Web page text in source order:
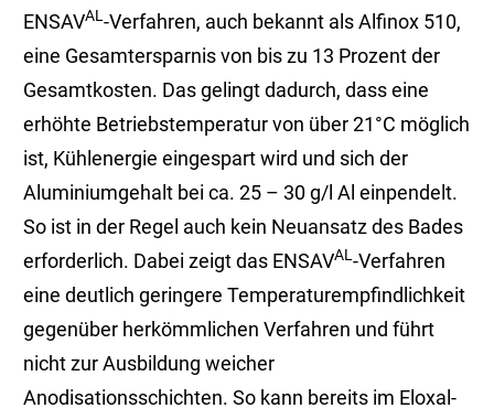
ENSAVAL-Verfahren, auch bekannt als Alfinox 510,
eine Gesamtersparnis von bis zu 13 Prozent der
Gesamtkosten. Das gelingt dadurch, dass eine
erhöhte Betriebstemperatur von über 21°C möglich
ist, Kühlenergie eingespart wird und sich der
Aluminiumgehalt bei ca. 25 – 30 g/l Al einpendelt.
So ist in der Regel auch kein Neuansatz des Bades
erforderlich. Dabei zeigt das ENSAVAL-Verfahren
eine deutlich geringere Temperaturempfindlichkeit
gegenüber herkömmlichen Verfahren und führt
nicht zur Ausbildung weicher
Anodisationsschichten. So kann bereits im Eloxal-